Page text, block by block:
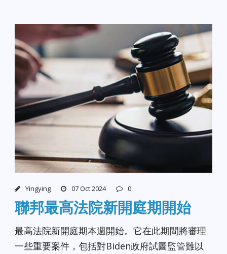
Yingying 07 Oct 2024 0
聯邦最高法院新開庭期開始
最高法院新開庭期本週開始。它在此期間將審理
一些重要案件，包括對Biden政府試圖監管難以